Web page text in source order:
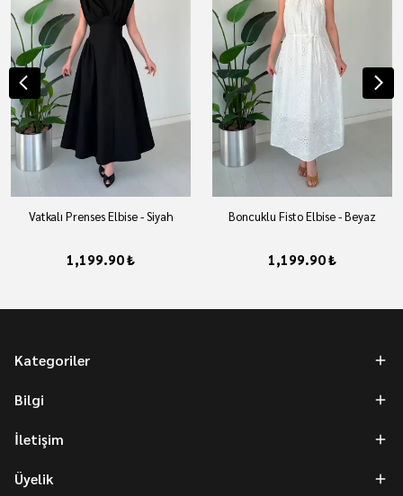
Vatkalı Prenses Elbise - Siyah
1,199.90 ₺
Boncuklu Fisto Elbise - Beyaz
1,199.90 ₺
Kategoriler
Bilgi
İletişim
Üyelik